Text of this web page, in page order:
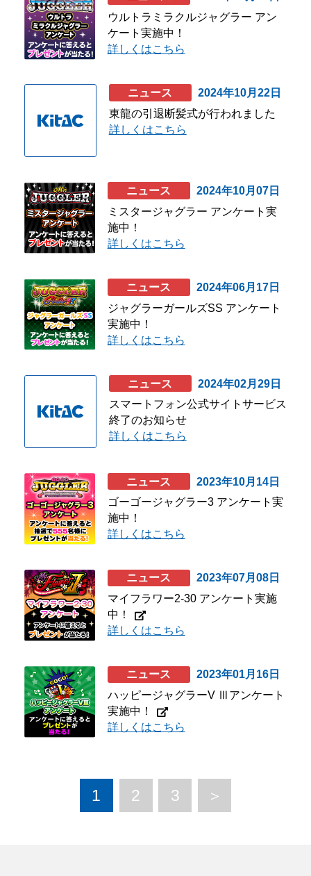
株式会社北電子ホールディングス
株式会社ゼクロスクリエイティブ
株式会社キタック販売
北電子製品販売ネットワーク
採用情報
企業活動
企業活動
SDGs
設定
お楽しみ機能
左側メニュー
ウルトラミラクルジャグラー アン
ケート実施中！
詳しくはこちら
ニュース
2024年10月22日
東龍の引退断髪式が行われました
詳しくはこちら
ニュース
2024年10月07日
ミスタージャグラー アンケート実
施中！
詳しくはこちら
ニュース
2024年06月17日
ジャグラーガールズSS アンケート
実施中！
詳しくはこちら
ニュース
2024年02月29日
スマートフォン公式サイトサービス
終了のお知らせ
詳しくはこちら
ニュース
2023年10月14日
ゴーゴージャグラー3 アンケート実
施中！
詳しくはこちら
ニュース
2023年07月08日
マイフラワー2-30 アンケート実施
中！
詳しくはこちら
ニュース
2023年01月16日
ハッピージャグラーV Ⅲアンケート
実施中！
詳しくはこちら
1 2 3 ＞